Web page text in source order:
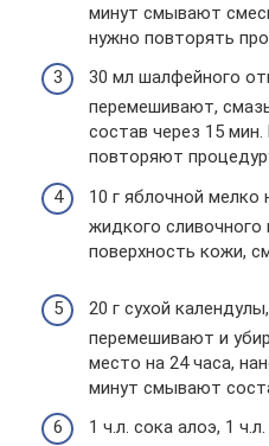
минут смывают
нужно повторять
30 мл шалфейного
перемешивают,
состав через 15
повторяют
10 г яблочной мелко
жидкого сливочного
поверхность кожи,
20 г сухой
перемешивают и
место на 24 часа,
минут смывают
1 ч.л. сока алоэ, 1